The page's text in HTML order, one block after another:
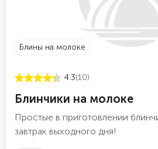
блины на молоке
4.3(10)
Блинчики на молоке
Простые в приготовлении
завтрак выходного дня!